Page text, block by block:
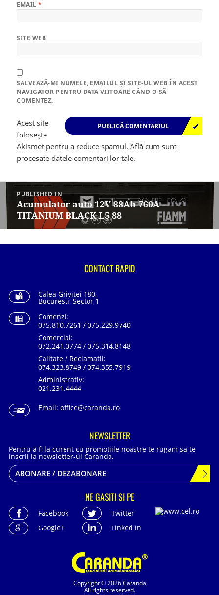
EMAIL*
SITE WEB
SALVEAZĂ-MI NUMELE, EMAILUL ȘI SITE-UL WEB ÎN ACEST
NAVIGATOR PENTRU DATA VIITOARE CÂND O SĂ
COMENTEZ.
Acest site
folosește
Akismet pentru a reduce spamul.Află cum sunt
procesate datele comentariilor tale.
Navigare
în
articole
PUBLISHED IN
Acumulator auto 12V 88Ah 760A
TITANIUM BLACK L5 88
Copyright © 2026 Caranda
All rights reserved.
CONTACT RAPID
Calea Grivitei 180,
Bucuresti, Sector 1
Comenzi:
075.810.7261 / 075.229.9740
Comercial:
072.241.0774 / 075.314.8148
Calitate / Reclamatii:
074.323.8749 / 074.355.7919
Administrativ:
021.231.4444
Email: office@caranda.ro
NEWSLETTER
Pentru a fi la curent cu promotiile noastre te rugam sa te
inscrii la newsletter-ul Caranda.
ABONARE / DEZABONARE
NE GASITI SI PE
Facebook
Twitter
Google+
Linked in